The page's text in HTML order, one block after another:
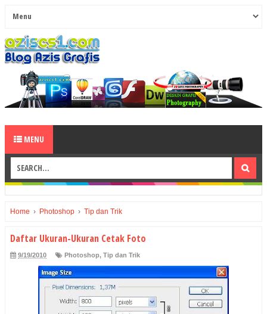
MENU
Home › Photoshop › Tip dan Trik
Daftar Ukuran-Ukuran Cetak Foto
9/19/2010 Photoshop, Tip dan Trik